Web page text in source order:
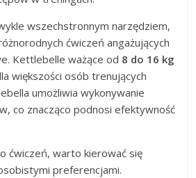
wszechstronnym narzędziem,
ćwiczeń angażujących
Kettlebelle ważące od 8 do 16 kg
większości osób trenujących
umożliwia wykonywanie
co znacząco podnosi efektywność
ćwiczeń, warto kierować się
preferencjami.